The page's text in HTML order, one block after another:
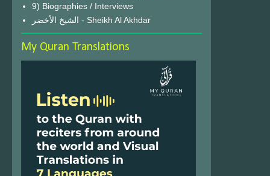
9) Biographies / Interviews
الشيخ الأخضر - Sheikh Al Akhdar
My Quran Translations